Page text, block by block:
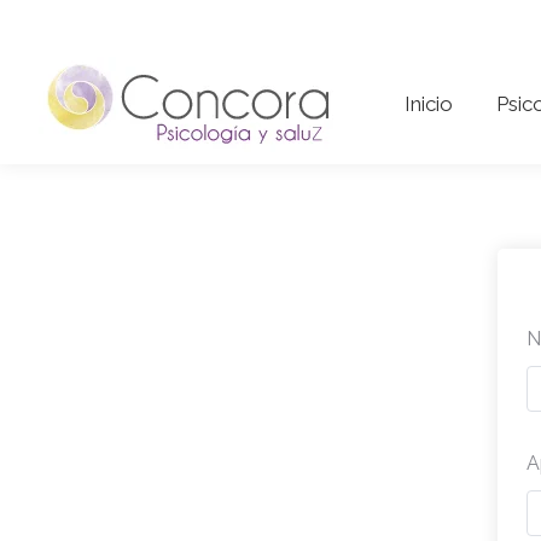
Inicio